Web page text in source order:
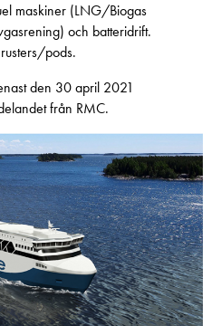
maskiner (LNG/Biogas
och batteridrift.
pods.
den 30 april 2021
från RMC.